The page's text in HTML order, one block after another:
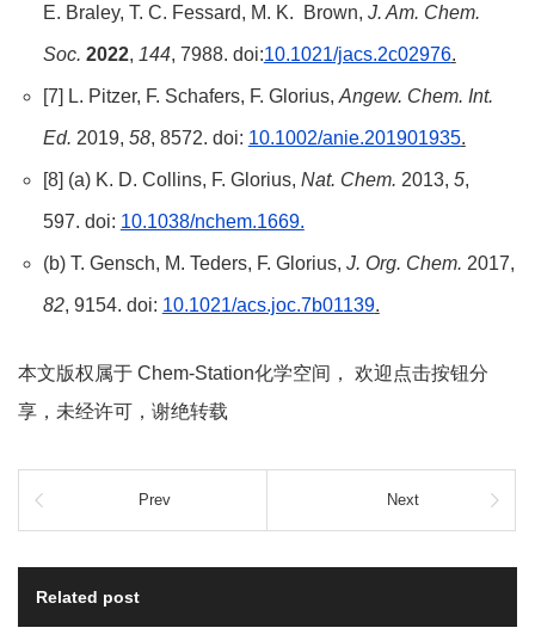
E. Braley, T. C. Fessard, M. K. Brown, J. Am. Chem.
Soc. 2022, 144, 7988. doi:10.1021/jacs.2c02976.
[7] L. Pitzer, F. Schafers, F. Glorius, Angew. Chem. Int.
Ed. 2019, 58, 8572. doi: 10.1002/anie.201901935.
[8] (a) K. D. Collins, F. Glorius, Nat. Chem. 2013, 5,
597. doi: 10.1038/nchem.1669.
(b) T. Gensch, M. Teders, F. Glorius, J. Org. Chem. 2017,
82, 9154. doi: 10.1021/acs.joc.7b01139.
本文版权属于 Chem-Station化学空间， 欢迎点击按钮分
享，未经许可，谢绝转载
Prev Next
Related post